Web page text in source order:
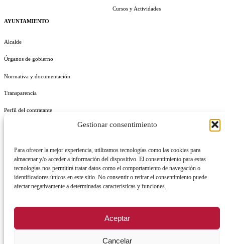
Gestionar consentimiento
Para ofrecer la mejor experiencia, utilizamos tecnologías como las cookies para
almacenar y/o acceder a información del dispositivo. El consentimiento para estas
tecnologías nos permitirá tratar datos como el comportamiento de navegación o
identificadores únicos en este sitio. No consentir o retirar el consentimiento puede
afectar negativamente a determinadas características y funciones.
Aceptar
Cancelar
AYUNTAMIENTO
Alcalde
Órganos de gobierno
Normativa y documentación
Transparencia
Perfil del contratante
Cursos y Actividades
REGISTRO DE ACTIVIDADES DE TRATAMIENTO